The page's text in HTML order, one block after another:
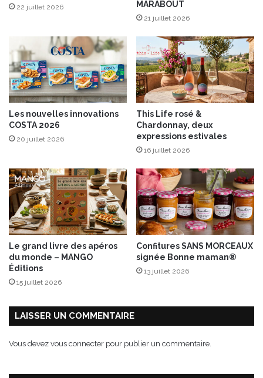
F
b
o
i
s
e
22 juillet 2026
MARABOUT
21 juillet 2026
Les nouvelles innovations
COSTA 2026
20 juillet 2026
This Life rosé &
Chardonnay, deux
expressions estivales
16 juillet 2026
Le grand livre des apéros
du monde – MANGO
Éditions
15 juillet 2026
Confitures SANS MORCEAUX
signée Bonne maman®
13 juillet 2026
LAISSER UN COMMENTAIRE
Vous devez vous connecter pour publier un commentaire.